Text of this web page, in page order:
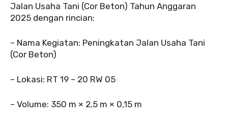
Jalan Usaha Tani (Cor Beton) Tahun Anggaran
2025 dengan rincian:
– Nama Kegiatan: Peningkatan Jalan Usaha Tani
(Cor Beton)
– Lokasi: RT 19 – 20 RW 05
– Volume: 350 m × 2,5 m × 0,15 m